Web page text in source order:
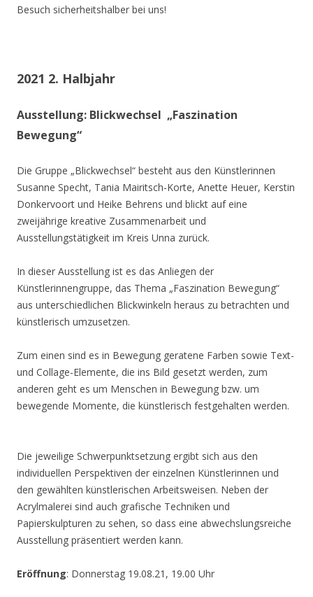
Besuch sicherheitshalber bei uns!
2021 2. Halbjahr
Ausstellung: Blickwechsel „Faszination
Bewegung“
Die Gruppe „Blickwechsel“ besteht aus den Künstlerinnen
Susanne Specht, Tania Mairitsch-Korte, Anette Heuer, Kerstin
Donkervoort und Heike Behrens und blickt auf eine
zweijährige kreative Zusammenarbeit und
Ausstellungstätigkeit im Kreis Unna zurück.
In dieser Ausstellung ist es das Anliegen der
Künstlerinnengruppe, das Thema „Faszination Bewegung“
aus unterschiedlichen Blickwinkeln heraus zu betrachten und
künstlerisch umzusetzen.
Zum einen sind es in Bewegung geratene Farben sowie Text-
und Collage-Elemente, die ins Bild gesetzt werden, zum
anderen geht es um Menschen in Bewegung bzw. um
bewegende Momente, die künstlerisch festgehalten werden.
Die jeweilige Schwerpunktsetzung ergibt sich aus den
individuellen Perspektiven der einzelnen Künstlerinnen und
den gewählten künstlerischen Arbeitsweisen. Neben der
Acrylmalerei sind auch grafische Techniken und
Papierskulpturen zu sehen, so dass eine abwechslungsreiche
Ausstellung präsentiert werden kann.
Eröffnung: Donnerstag 19.08.21, 19.00 Uhr